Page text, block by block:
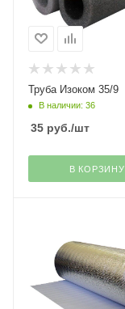
Труба Изоком 35/9
В наличии: 36
35 руб./шт
В КОРЗИНУ